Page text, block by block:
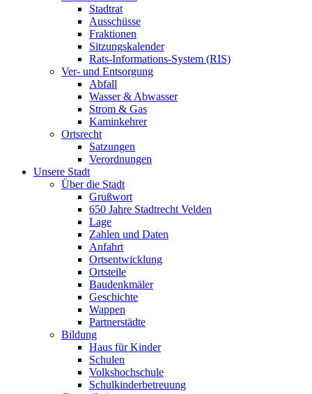
Stadtrat
Ausschüsse
Fraktionen
Sitzungskalender
Rats-Informations-System (RIS)
Ver- und Entsorgung
Abfall
Wasser & Abwasser
Strom & Gas
Kaminkehrer
Ortsrecht
Satzungen
Verordnungen
Unsere Stadt
Über die Stadt
Grußwort
650 Jahre Stadtrecht Velden
Lage
Zahlen und Daten
Anfahrt
Ortsentwicklung
Ortsteile
Baudenkmäler
Geschichte
Wappen
Partnerstädte
Bildung
Haus für Kinder
Schulen
Volkshochschule
Schulkinderbetreuung